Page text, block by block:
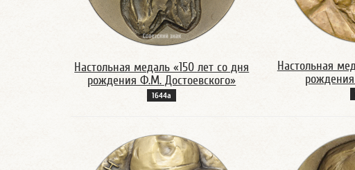
Настольная медаль «150 лет со дня
рождения Ф.М. Достоевского»
1644а
Настольная